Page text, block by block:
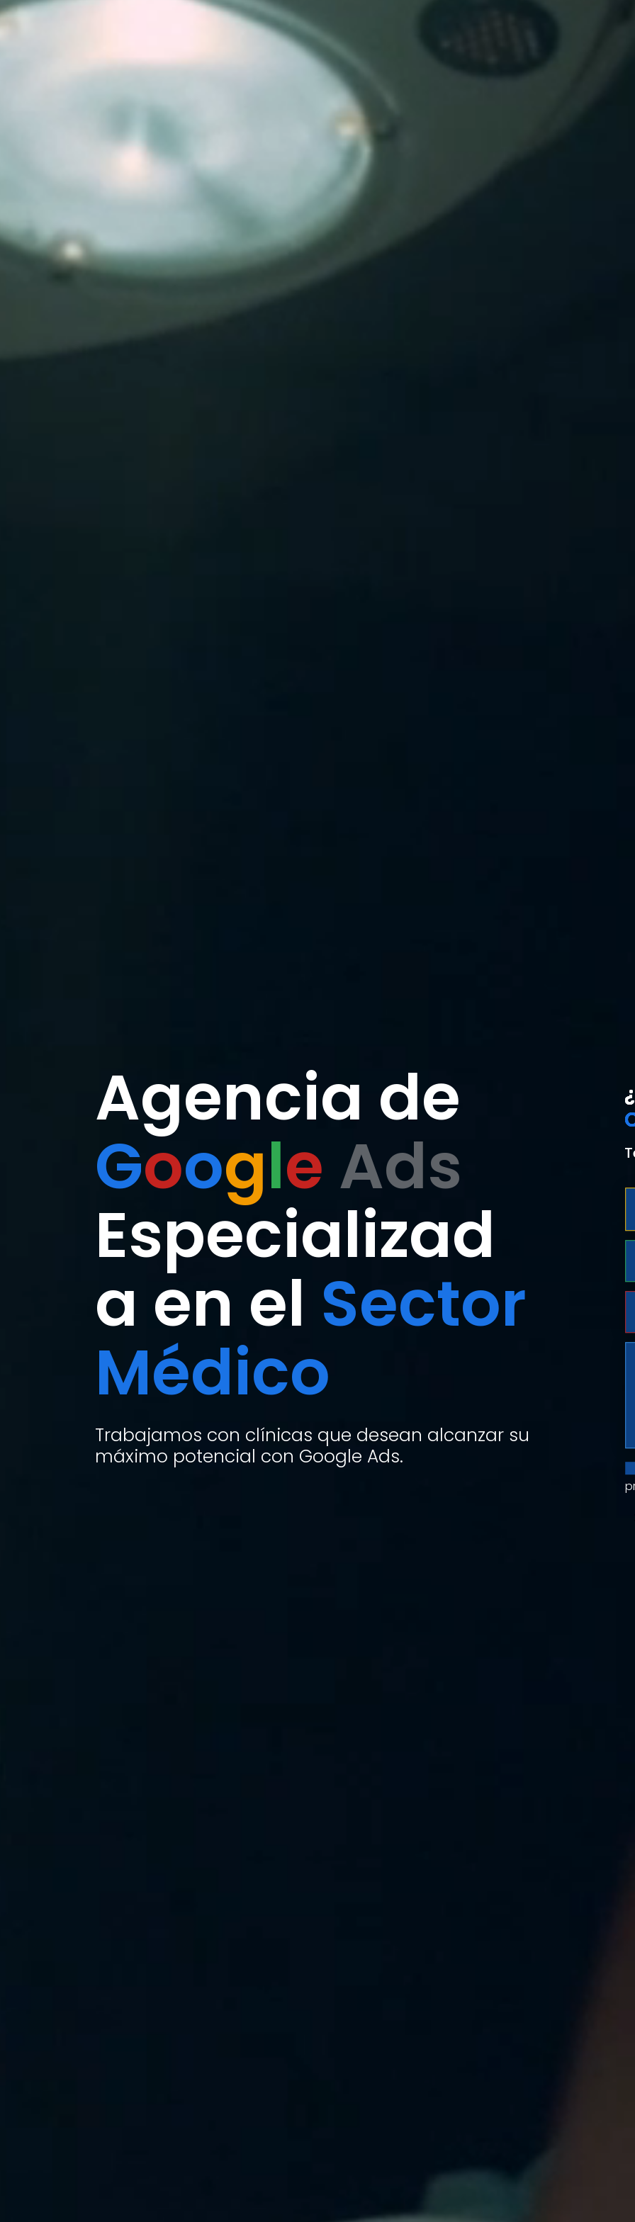
Agencia de
Google Ads
Especializad
a en el Sector
Médico
Trabajamos con clínicas que desean alcanzar su
máximo potencial con Google Ads.